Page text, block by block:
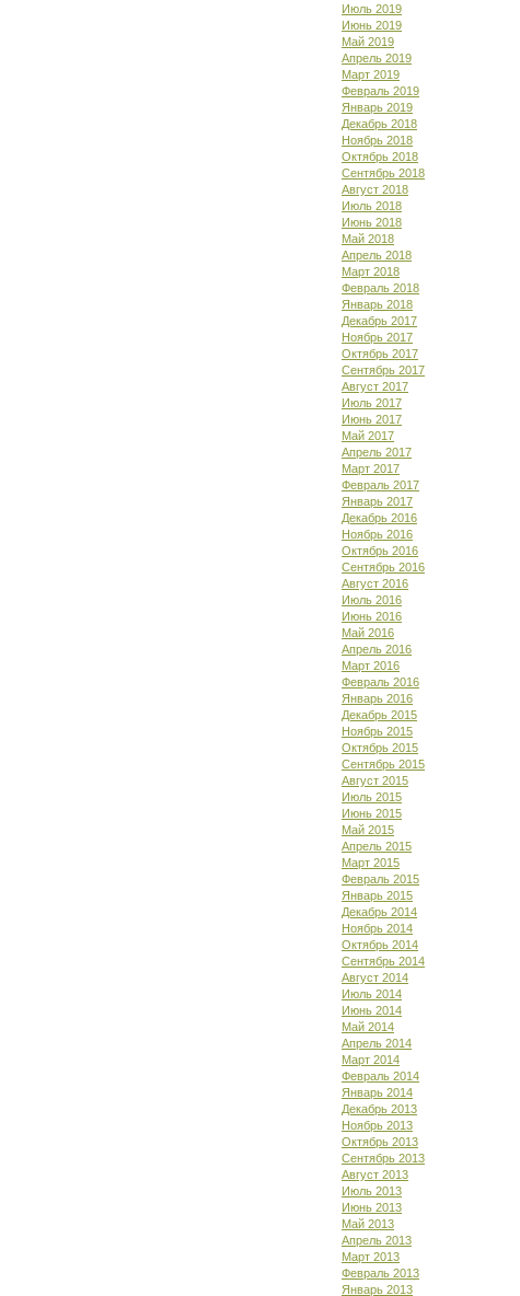
Июль 2019
Июнь 2019
Май 2019
Апрель 2019
Март 2019
Февраль 2019
Январь 2019
Декабрь 2018
Ноябрь 2018
Октябрь 2018
Сентябрь 2018
Август 2018
Июль 2018
Июнь 2018
Май 2018
Апрель 2018
Март 2018
Февраль 2018
Январь 2018
Декабрь 2017
Ноябрь 2017
Октябрь 2017
Сентябрь 2017
Август 2017
Июль 2017
Июнь 2017
Май 2017
Апрель 2017
Март 2017
Февраль 2017
Январь 2017
Декабрь 2016
Ноябрь 2016
Октябрь 2016
Сентябрь 2016
Август 2016
Июль 2016
Июнь 2016
Май 2016
Апрель 2016
Март 2016
Февраль 2016
Январь 2016
Декабрь 2015
Ноябрь 2015
Октябрь 2015
Сентябрь 2015
Август 2015
Июль 2015
Июнь 2015
Май 2015
Апрель 2015
Март 2015
Февраль 2015
Январь 2015
Декабрь 2014
Ноябрь 2014
Октябрь 2014
Сентябрь 2014
Август 2014
Июль 2014
Июнь 2014
Май 2014
Апрель 2014
Март 2014
Февраль 2014
Январь 2014
Декабрь 2013
Ноябрь 2013
Октябрь 2013
Сентябрь 2013
Август 2013
Июль 2013
Июнь 2013
Май 2013
Апрель 2013
Март 2013
Февраль 2013
Январь 2013